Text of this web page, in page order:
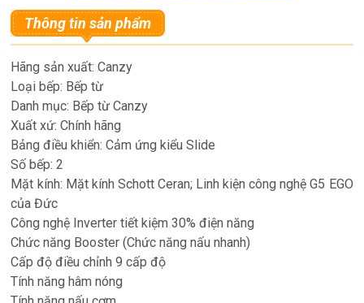
Thông tin sản phẩm
Hãng sản xuất: Canzy
Loại bếp: Bếp từ
Danh mục: Bếp từ Canzy
Xuất xứ: Chính hãng
Bảng điều khiển: Cảm ứng kiểu Slide
Số bếp: 2
Mặt kính: Mặt kính Schott Ceran; Linh kiện công nghệ G5 EGO
của Đức
Công nghệ Inverter tiết kiệm 30% điện năng
Chức năng Booster (Chức năng nấu nhanh)
Cấp độ điều chỉnh 9 cấp độ
Tính năng hâm nóng